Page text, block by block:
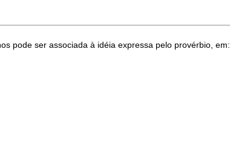
pode ser associada à idéia expressa pelo provérbio, em: